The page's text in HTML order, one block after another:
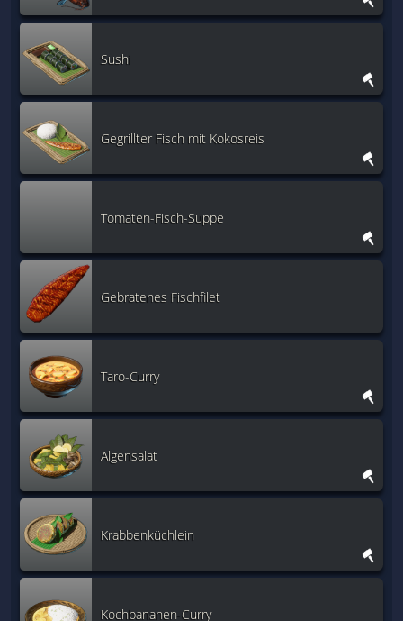
Sushi
Gegrillter Fisch mit Kokosreis
Tomaten-Fisch-Suppe
Gebratenes Fischfilet
Taro-Curry
Algensalat
Krabbenküchlein
Kochbananen-Curry